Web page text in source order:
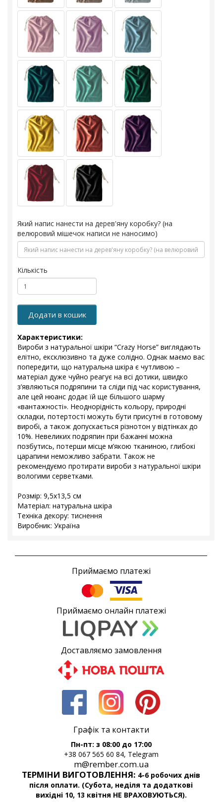
Який напис нанести на дерев'яну коробку? (на
велюровий мішечок написи не наносимо)
Кількість
Додати в кошик
Характеристики:
Вироби з натуральної шкіри “Crazy Horse” виглядають
елітно, ексклюзивно та дуже солідно. Однак маємо вас
попередити, що натуральна шкіра є чутливою –
матеріал дуже чуйно реагує на всі дотики, швидко
з’являються подряпини та сліди під час користування,
але цей нюанс додає їй ще більшого шарму
«вантажності». Неоднорідність кольору, природні
складки, потертості можуть бути присутні в готовому
виробі, а також допускається різнотон у відтінках до
10%. Невеликих подряпин при бажанні можна
позбутись, потерши місце м’якою тканиною, глибокі
царапини неможливо забрати. Також не
рекомендуємо протирати вироби з натуральної шкіри
вологими серветками.
Розмір: 9,5x13,5 см
Матеріал: натуральна шкіра
Техніка декору: тиснення
Виробник: Україна
Приймаємо платежі
Приймаємо онлайн платежі
Доставляємо замовлення
Графік та контакти
Пн-пт: з 08:00 до 17:00
+38 067 565 60 84, Telegram
m@rember.com.ua
ТЕРМІНИ ВИГОТОВЛЕННЯ: 4-6 робочих днів
після оплати. (Субота, неділя та додаткові
вихідні 10, 13 квітня НЕ ВРАХОВУЮТЬСЯ).